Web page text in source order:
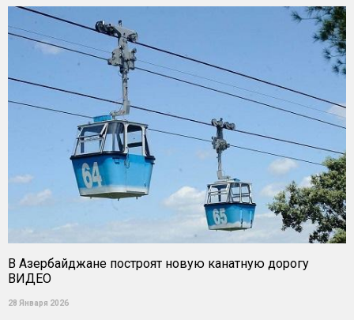
В Азербайджане построят новую канатную дорогу
ВИДЕО
28 Января 2026